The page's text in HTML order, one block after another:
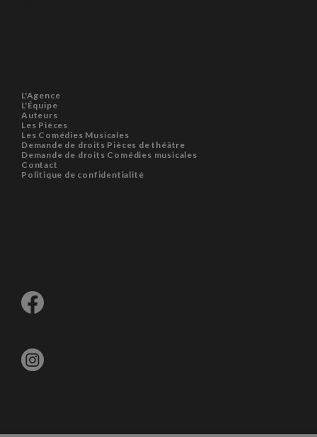
L'Agence
L'Équipe
Auteurs
Les Pièces
Les Comédies Musicales
Demande de droits Pièces de théâtre
Demande de droits Comédies musicales
Contact
Politique de confidentialité